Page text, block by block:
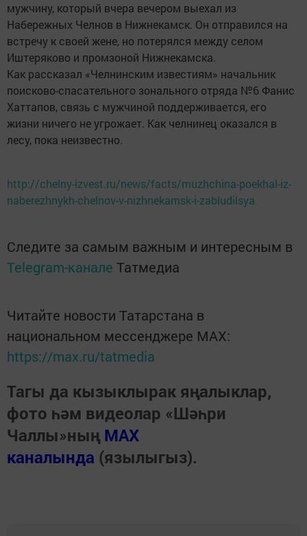
мужчину, который вчера вечером выехал из
Набережных Челнов в Нижнекамск. Он отправился на
встречу к своей жене, но потерялся между селом
Иштеряково и промзоной Нижнекамска.
Как рассказал «Челнинским известиям» начальник
поисково-спасательного зонального отряда №6 Фанис
Хаттапов, связь с мужчиной поддерживается, его
жизни ничего не угрожает. Как челнинец оказался в
лесу, пока неизвестно.
http://chelny-izvest.ru/news/facts/muzhchina-poekhal-iz-
naberezhnykh-chelnov-v-nizhnekamsk-i-zabludilsya
Следите за самым важным и интересным в
Telegram-канале Татмедиа
Читайте новости Татарстана в
национальном мессенджере MАХ:
https://max.ru/tatmedia
Тагы да кызыклырак яңалыклар,
фото һәм видеолар «Шәһри
Чаллы»ның MAX
каналында (язылыгыз).